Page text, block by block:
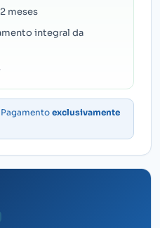
meses
integral da
Pagamento exclusivamente